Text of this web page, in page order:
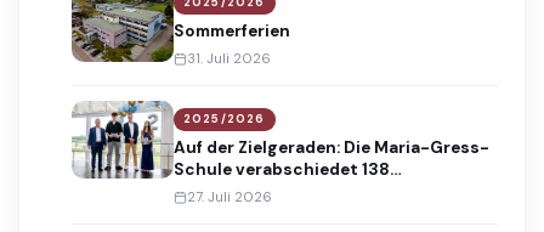
Sommerferien
31. Juli 2026
2025/2026
Auf der Zielgeraden: Die Maria-Gress-
Schule verabschiedet 138
Absolventinnen und Absolventen
27. Juli 2026